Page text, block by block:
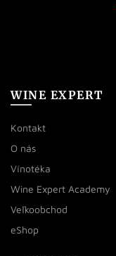
WINE EXPERT
Kontakt
O nás
Vínotéka
Wine Expert Academy
Veľkoobchod
eShop